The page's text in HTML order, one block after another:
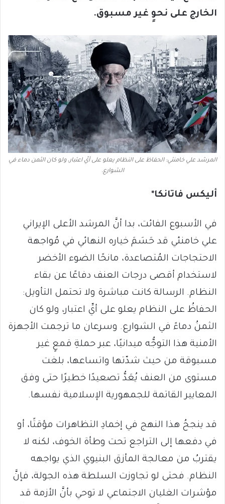
الخارج على نحوٍ غير مسبوق.
المرشد علي خامنئي: الحفاظ على النظام يعلو على أيِّ اعتبار، ولو كان الثمن دماء في
الشوارع.
أليكس فاتانكا*
في الأسبوع الفائت، بدا أنَّ المرشد الأعلى الإيراني
علي خامنئي قد حَسَمَ خياره النهائي في مُواجهة
الاحتجاجات المُتصاعدة، مانحًا الضوء الأخضر
لاستخدام أقصى درجات العنف دفاعًا عن بقاء
النظام. الرسالة كانت مباشرة ولا تحتمل التأويل:
الحفاظُ على النظام يعلو على أيِّ اعتبار، ولو كان
الثمنُ دماءً في الشوارع. وسرعان ما ترجمت الأجهزة
الأمنية هذا التوجُّه ميدانيًا، عبر حملةِ قمعٍ غير
مسبوقة من حيث شدّتها واتساعها، بلغت
مستوى من العنف يُعَدُّ تصعيدًا خطيرًا حتى وفق
المعايير القاتمة للجمهورية الإسلامية نفسها.
قد ينجحُ هذا النهج في إخمادِ التظاهرات مؤقتًا، أو
في دفعها إلى التراجع تحت وطأة الخوف، لكنه لا
يقتربُ من معالجة المأزق البنيوي الذي يواجهه
النظام. فحتى لو تجاوزت السلطة هذه الجولة، فإنَّ
مؤشرات الغليان الاجتماعي لا توحي بأنَّ الأزمة قد